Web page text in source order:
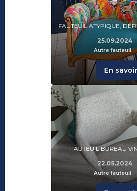
FAUTEUIL ATYPIQUE,
25.09.2024
Autre fauteuil
En
FAUTEUIL BUREAU
22.05.2024
Autre fauteuil